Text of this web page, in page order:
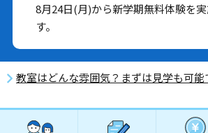
8月24日(月)から新学期無料体験を
す。
教室はどんな雰囲気？まずは見学も可能